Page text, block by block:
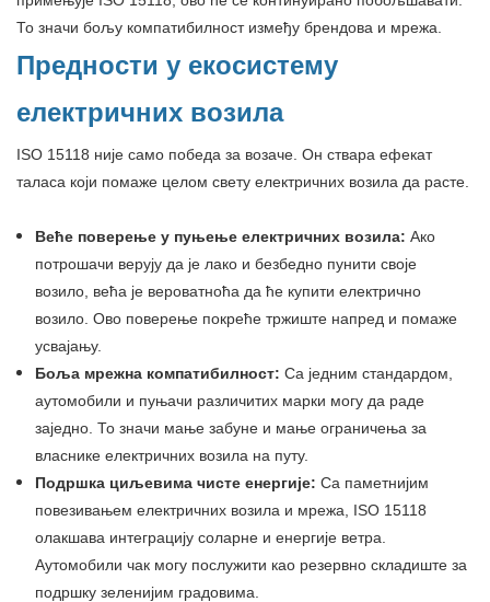
То значи бољу компатибилност између брендова и мрежа.
Предности у екосистему
електричних возила
ISO 15118 није само победа за возаче. Он ствара ефекат
таласа који помаже целом свету електричних возила да расте.
Веће поверење у пуњење електричних возила: Ако
потрошачи верују да је лако и безбедно пунити своје
возило, већа је вероватноћа да ће купити електрично
возило. Ово поверење покреће тржиште напред и помаже
усвајању.
Боља мрежна компатибилност: Са једним стандардом,
аутомобили и пуњачи различитих марки могу да раде
заједно. То значи мање забуне и мање ограничења за
власнике електричних возила на путу.
Подршка циљевима чисте енергије: Са паметнијим
повезивањем електричних возила и мрежа, ISO 15118
олакшава интеграцију соларне и енергије ветра.
Аутомобили чак могу послужити као резервно складиште за
подршку зеленијим градовима.